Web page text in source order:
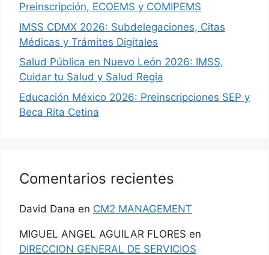
Preinscripción, ECOEMS y COMIPEMS
IMSS CDMX 2026: Subdelegaciones, Citas
Médicas y Trámites Digitales
Salud Pública en Nuevo León 2026: IMSS,
Cuidar tu Salud y Salud Regia
Educación México 2026: Preinscripciones SEP y
Beca Rita Cetina
Comentarios recientes
David Dana en CM2 MANAGEMENT
MIGUEL ANGEL AGUILAR FLORES en
DIRECCION GENERAL DE SERVICIOS